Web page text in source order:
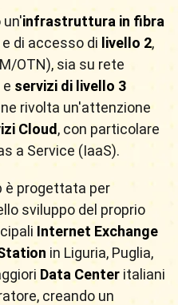
infrastruttura in fibra
di accesso di livello 2,
OTN), sia su rete
servizi di livello 3
rivolta un'attenzione
Cloud , con particolare
a Service (IaaS).
è progettata per
sviluppo del proprio
Internet Exchange
in Liguria, Puglia,
Data Center italiani
creando un